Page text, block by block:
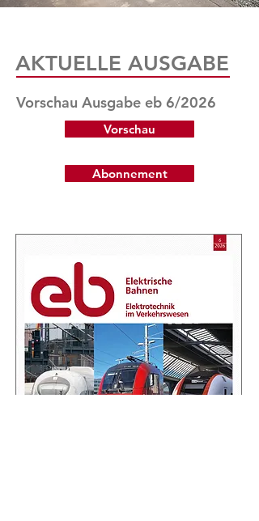
AKTUELLE AUSGABE
Vorschau Ausgabe eb 6/2026
Vorschau
Abonnement